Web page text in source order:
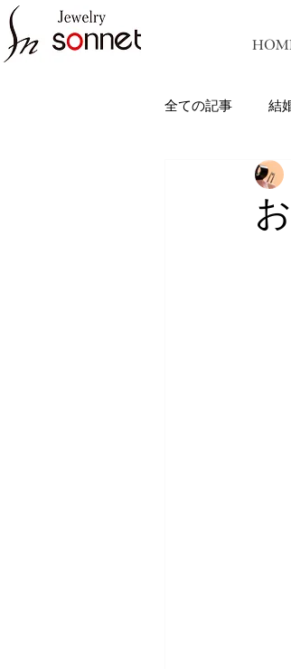
全ての記事 結
ジュエリーソ